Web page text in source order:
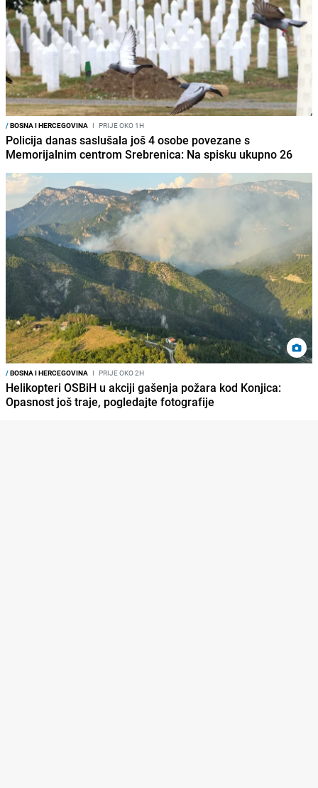
/BOSNA I HERCEGOVINA I PRIJE OKO 1H
Policija danas saslušala još 4 osobe povezane s
Memorijalnim centrom Srebrenica: Na spisku ukupno 26
/BOSNA I HERCEGOVINA I PRIJE OKO 2H
Helikopteri OSBiH u akciji gašenja požara kod Konjica:
Opasnost još traje, pogledajte fotografije